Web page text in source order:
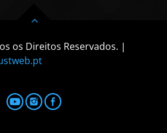
os Direitos Reservados. |